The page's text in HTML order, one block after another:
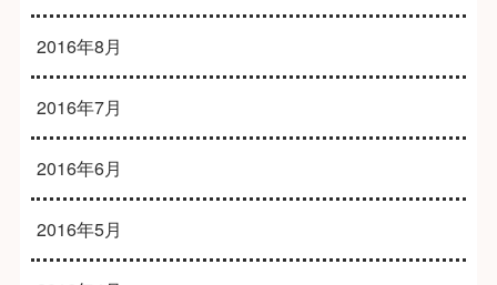
2016年8月
2016年7月
2016年6月
2016年5月